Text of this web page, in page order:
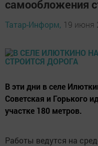
самообложения
Татар-Информ, 19 июня
В эти дни в селе
Советская и Горького
участке 180 метров.
Работы ведутся на